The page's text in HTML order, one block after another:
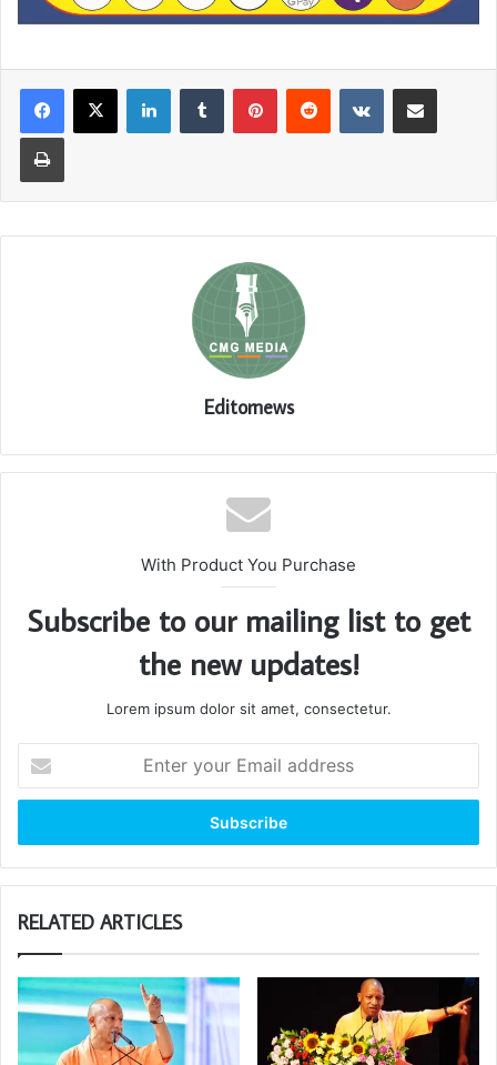
LinkedInTumblr PinterestReddit VKontakteShare via Email
Print
Editornews
With Product You Purchase
Subscribe to our mailing list to get
the new updates!
Lorem ipsum dolor sit amet, consectetur.
your
Email
RELATED ARTICLES